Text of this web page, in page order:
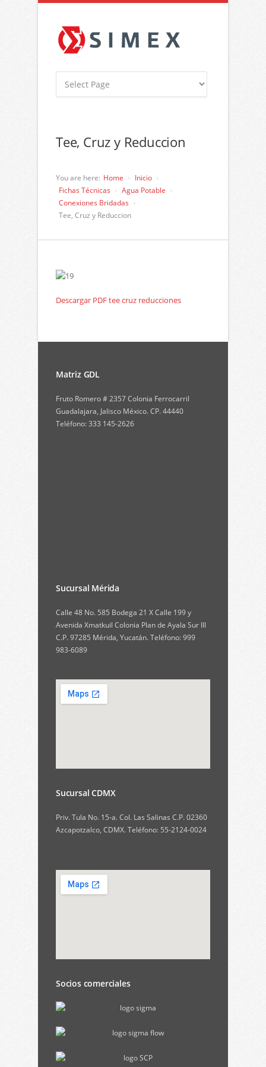
Tee, Cruz y Reduccion
You are here: Home
Inicio
Fichas Técnicas
Agua Potable
Conexiones Bridadas
Tee, Cruz y Reduccion
Descargar PDF tee cruz reducciones
Matriz GDL
Fruto Romero # 2357 Colonia Ferrocarril
Guadalajara, Jalisco México. CP. 44440
Teléfono: 333 145-2626
Sucursal Mérida
Calle 48 No. 585 Bodega 21 X Calle 199 y
Avenida Xmatkuil Colonia Plan de Ayala Sur III
C.P. 97285 Mérida, Yucatán. Teléfono: 999
983-6089
Sucursal CDMX
Priv. Tula No. 15-a. Col. Las Salinas C.P. 02360
Azcapotzalco, CDMX. Teléfono: 55-2124-0024
Socios comerciales